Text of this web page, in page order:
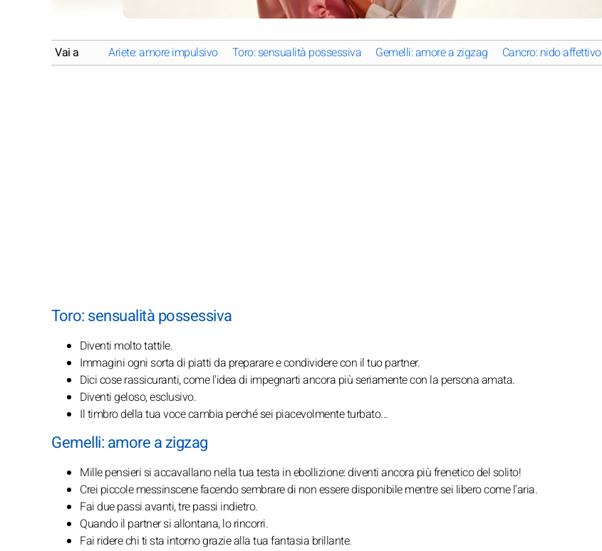
Vai a Ariete: amore impulsivo Toro: sensualità possessiva Gemelli: amore a zigzag Cancro: nido affettivo
Toro: sensualità possessiva
Diventi molto tattile.
Immagini ogni sorta di piatti da preparare e condividere con il tuo partner.
Dici cose rassicuranti, come l'idea di impegnarti ancora più seriamente con la persona amata.
Diventi geloso, esclusivo.
Il timbro della tua voce cambia perché sei piacevolmente turbato...
Gemelli: amore a zigzag
Mille pensieri si accavallano nella tua testa in ebollizione: diventi ancora più frenetico del solito!
Crei piccole messinscene facendo sembrare di non essere disponibile mentre sei libero come l'aria.
Fai due passi avanti, tre passi indietro.
Quando il partner si allontana, lo rincorri.
Fai ridere chi ti sta intorno grazie alla tua fantasia brillante.